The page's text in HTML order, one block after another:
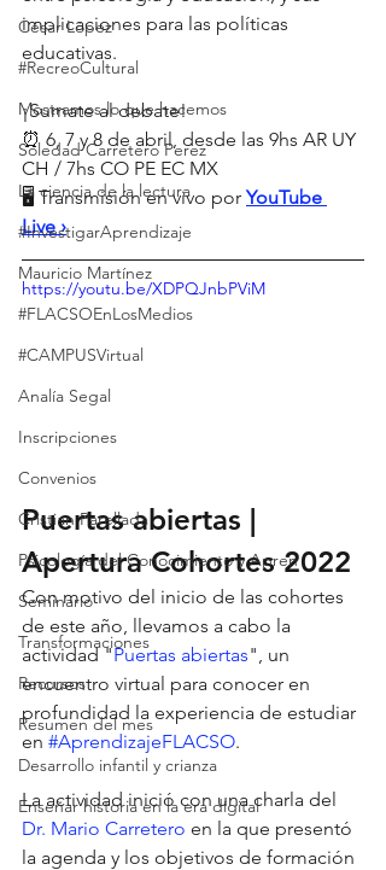
César López
#RecreoCultural
Mostramos lo que hacemos
Soledad Carretero Perez
La ciencia de la lectura
#InvestigarAprendizaje
Mauricio Martínez
#FLACSOEnLosMedios
#CAMPUSVirtual
Analía Segal
Inscripciones
Convenios
Cristian Parellada
Psicología del Conocimiento y Apren
Seminario
Transformaciones
Recursos
Resumen del mes
Desarrollo infantil y crianza
Enseñar historia en la era digital
implicaciones para las políticas
educativas.
⠀
¡Sumate al debate!
⏰ 6, 7 y 8 de abril, desde las 9hs AR UY
CH / 7hs CO PE EC MX
🖥️ Transmisión en vivo por YouTube
Live ›
https://youtu.be/XDPQJnbPViM
Puertas abiertas |
Apertura Cohortes 2022
Con motivo del inicio de las cohortes
de este año, llevamos a cabo la
actividad "Puertas abiertas", un
encuentro virtual para conocer en
profundidad la experiencia de estudiar
en #AprendizajeFLACSO.
La actividad inició con una charla del
Dr. Mario Carretero en la que presentó
la agenda y los objetivos de formación